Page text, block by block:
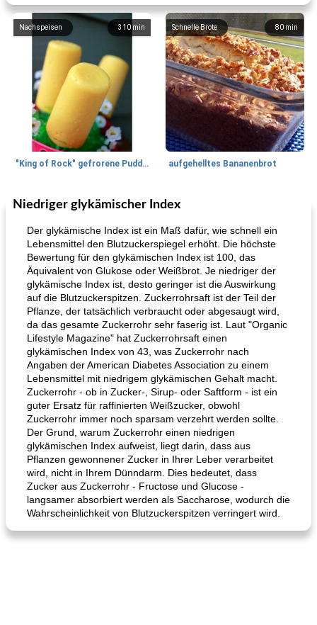
310 min
Nachspeisen
"King of Rock" gefrorene Pudding Pops
80 min
Schnelle Brote
aufgehelltes Bananenbrot
27min
Mittagessen / Snacks
Hühnchen, Süßkartoffelsuppe
Potluck Desserts
Niedriger glykämischer Index
Der glykämische Index ist ein Maß dafür, wie schnell ein
Lebensmittel den Blutzuckerspiegel erhöht. Die höchste
Bewertung für den glykämischen Index ist 100, das
Äquivalent von Glukose oder Weißbrot. Je niedriger der
glykämische Index ist, desto geringer ist die Auswirkung
auf die Blutzuckerspitzen. Zuckerrohrsaft ist der Teil der
Pflanze, der tatsächlich verbraucht oder abgesaugt wird,
da das gesamte Zuckerrohr sehr faserig ist. Laut "Organic
Lifestyle Magazine" hat Zuckerrohrsaft einen
glykämischen Index von 43, was Zuckerrohr nach
Angaben der American Diabetes Association zu einem
Lebensmittel mit niedrigem glykämischen Gehalt macht.
Zuckerrohr - ob in Zucker-, Sirup- oder Saftform - ist ein
guter Ersatz für raffinierten Weißzucker, obwohl
Zuckerrohr immer noch sparsam verzehrt werden sollte.
Der Grund, warum Zuckerrohr einen niedrigen
glykämischen Index aufweist, liegt darin, dass aus
Pflanzen gewonnener Zucker in Ihrer Leber verarbeitet
wird, nicht in Ihrem Dünndarm. Dies bedeutet, dass
Zucker aus Zuckerrohr - Fructose und Glucose -
langsamer absorbiert werden als Saccharose, wodurch die
Wahrscheinlichkeit von Blutzuckerspitzen verringert wird.